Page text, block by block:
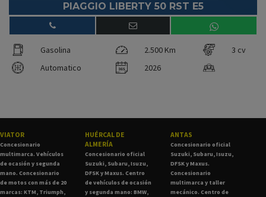
PIAGGIO LIBERTY 50 RST E5
Gasolina 2.500 Km
3 cv
Automatico
2026
VIATOR
Concesionario
multimarca. Vehículos
de ocasión y segunda
mano. Concesionario
de motos con más de 20
marcas: KTM, Triumph,
HUÉRCAL DE
ALMERÍA
Concesionario oficial
Suzuki, Subaru, Isuzu,
DFSK y Maxus. Centro
de vehículos de ocasión
y segunda mano: BMW,
ANTAS
Concesionario oficial
Suzuki, Subaru, Isuzu,
DFSK y Maxus.
Concesionario
multimarca y taller
mecánico. Centro de